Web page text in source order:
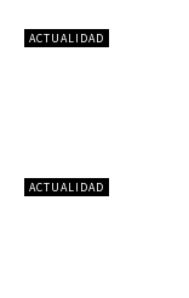
ACTUALIDAD
ACTUALIDAD